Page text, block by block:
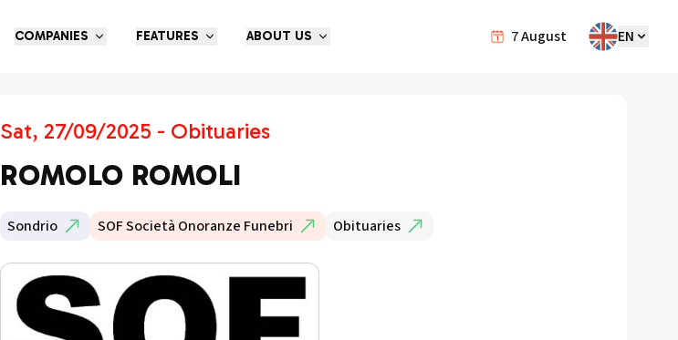
7August EN
COMPANIES FEATURES ABOUT US
Sat, 27/09/2025 - Obituaries
ROMOLO ROMOLI
Sondrio SOF Società Onoranze Funebri Obituaries